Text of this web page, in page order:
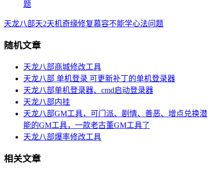
天龙八部天2天机奇缘修复慕容不能学心法问题
随机文章
天龙八部商城修改工具
天龙八部 单机登录 可更新补丁的单机登录器
天龙八部单机登录器、cmd启动登录器
天龙八部内挂
天龙八部GM工具，可门派、剧情、善恶、增点兑换潜
能的GM工具，一款老古董GM工具了
天龙八部爆率修改工具
相关文章